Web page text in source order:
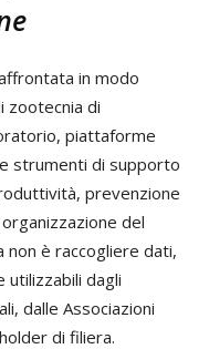
in modo
zootecnia di
piattaforme
strumenti di supporto
prevenzione
del
è raccogliere dati,
utilizzabili dagli
dalle Associazioni
di filiera.